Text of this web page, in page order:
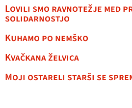
Lovili smo ravnotežje med
solidarnostjo
Kuhamo po nemško
Kvačkana želvica
Moji ostareli starši se